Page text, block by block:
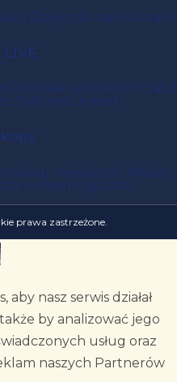
Dołącz do nas Kontakt
LIVE
Wróżka na telefon Czat z
SMS oraz e-mail
miesięczny Miesiąc
numerologiczna
prawa zastrzeżone.
nasz serwis działał
by analizować jego
usług oraz
naszych Partnerów